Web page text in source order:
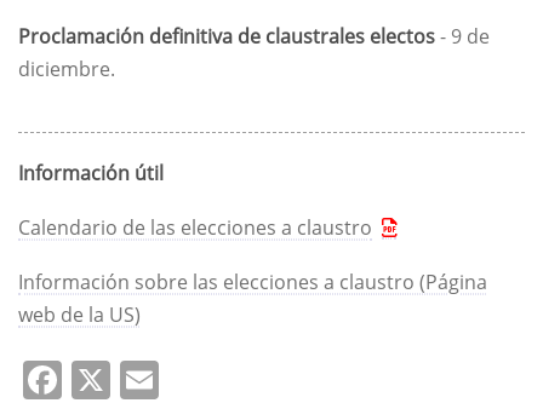
Proclamación definitiva de claustrales electos- 9 de
diciembre.
Información útil
Calendario de las elecciones a claustro
Información sobre las elecciones a claustro (Página
web de la US)
Facebook
X